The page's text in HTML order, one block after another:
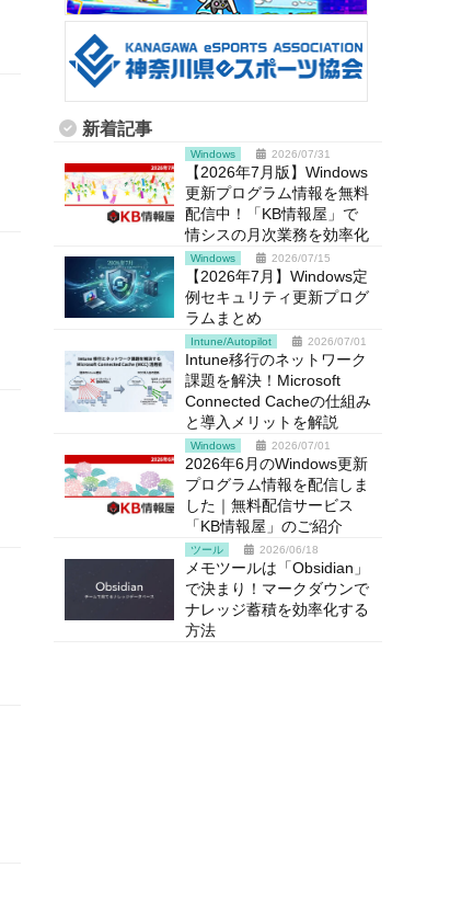
新着記事
Windows 2026/07/31
【2026年7月版】Windows
更新プログラム情報を無料
配信中！「KB情報屋」で
情シスの月次業務を効率化
Windows 2026/07/15
【2026年7月】Windows定
例セキュリティ更新プログ
ラムまとめ
Intune/Autopilot 2026/07/01
Intune移行のネットワーク
課題を解決！Microsoft
Connected Cacheの仕組み
と導入メリットを解説
Windows 2026/07/01
2026年6月のWindows更新
プログラム情報を配信しま
した｜無料配信サービス
「KB情報屋」のご紹介
ツール 2026/06/18
メモツールは「Obsidian」
で決まり！マークダウンで
ナレッジ蓄積を効率化する
方法